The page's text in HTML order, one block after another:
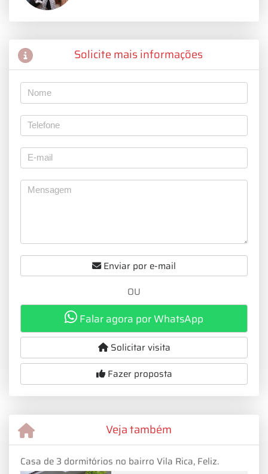
Solicite mais informações
Enviar por e-mail
OU
Falar agora por WhatsApp
Solicitar visita
Fazer proposta
Veja também
Casa de 3 dormitórios no bairro Vila Rica, Feliz.